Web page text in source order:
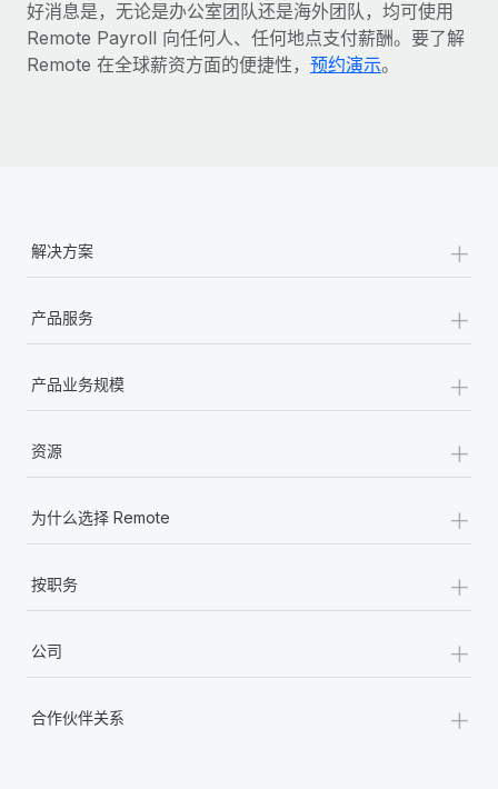
好消息是，无论是办公室团队还是海外团队，均可使用
Remote Payroll 向任何人、任何地点支付薪酬。要了解
Remote 在全球薪资方面的便捷性， 预约演示。
解决方案 +
产品服务 +
产品业务规模 +
资源 +
为什么选择 Remote +
按职务 +
公司 +
合作伙伴关系 +